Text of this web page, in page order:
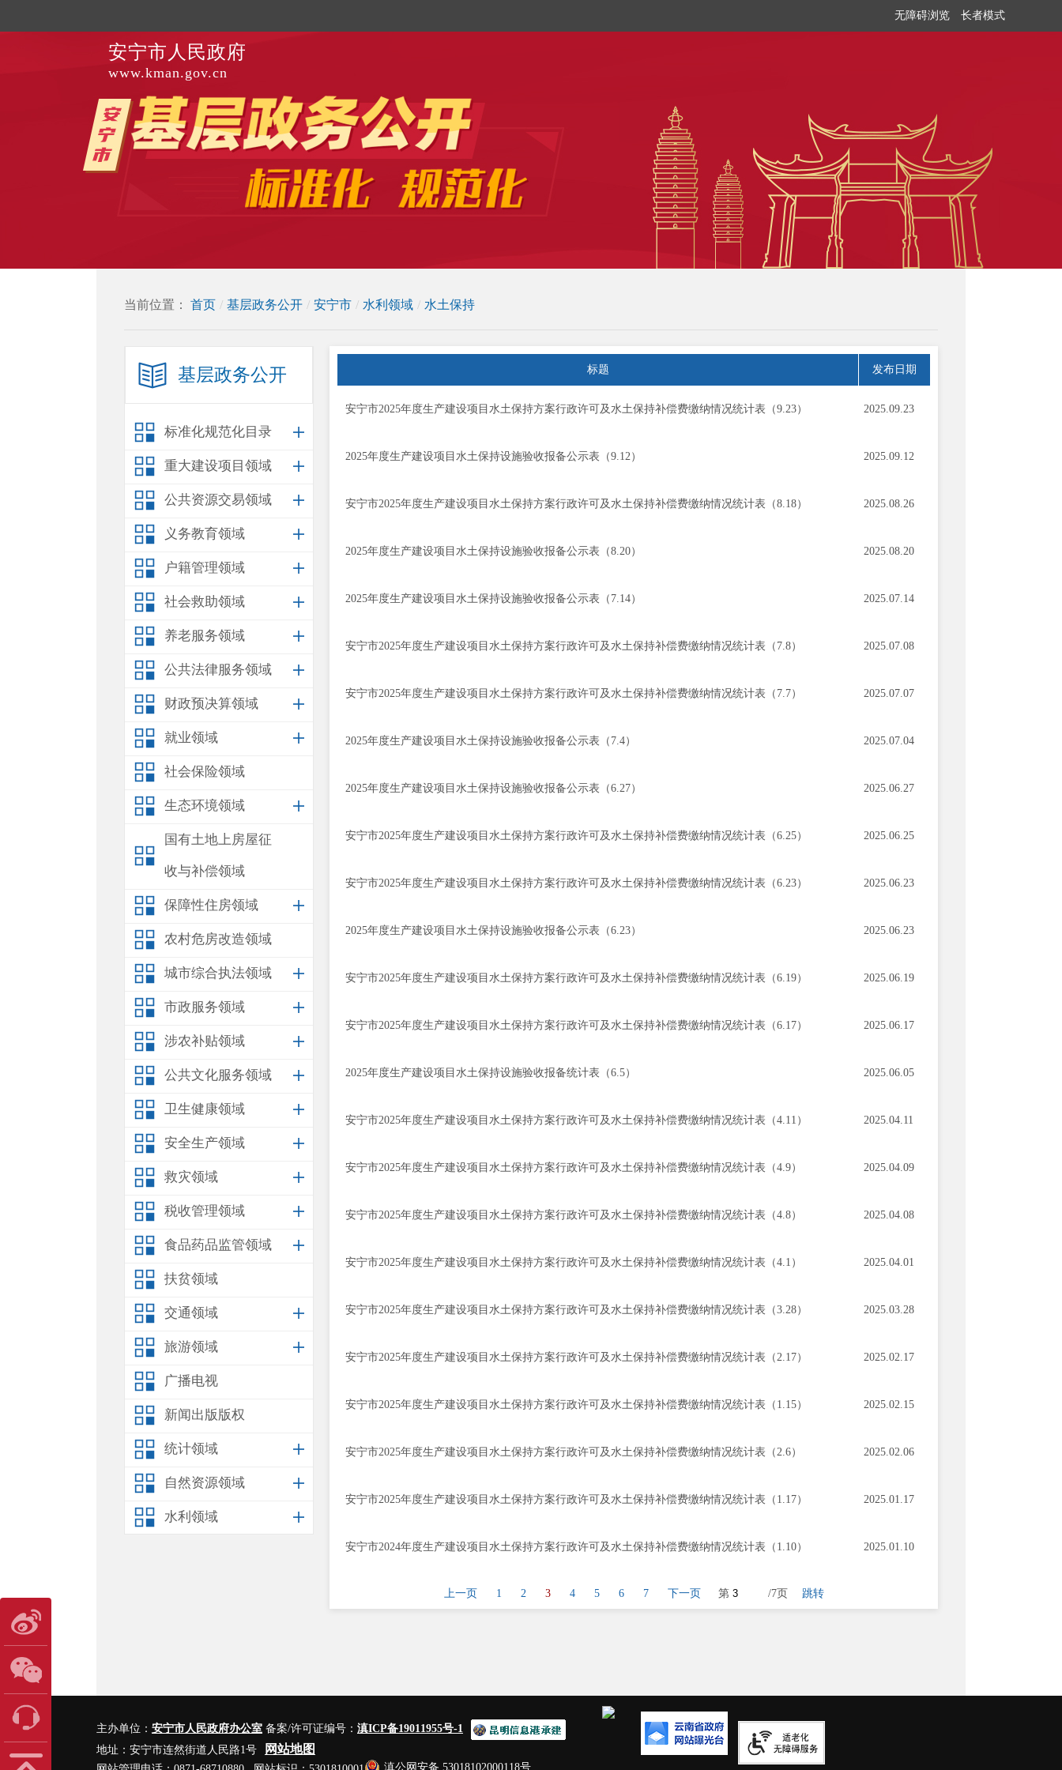
无障碍浏览 长者模式
安宁市人民政府
www.kman.gov.cn
当前位置： 首页 / 基层政务公开 / 安宁市 / 水利领域 / 水土保持
基层政务公开
标准化规范化目录
重大建设项目领域
公共资源交易领域
义务教育领域
户籍管理领域
社会救助领域
养老服务领域
公共法律服务领域
财政预决算领域
就业领域
社会保险领域
生态环境领域
国有土地上房屋征
收与补偿领域
保障性住房领域
农村危房改造领域
城市综合执法领域
市政服务领域
涉农补贴领域
公共文化服务领域
卫生健康领域
安全生产领域
救灾领域
税收管理领域
食品药品监管领域
扶贫领域
交通领域
旅游领域
广播电视
新闻出版版权
统计领域
自然资源领域
水利领域
标题 发布日期
安宁市2025年度生产建设项目水土保持方案行政许可及水土保持补偿费缴纳情况统计表（9.23） 2025.09.23
2025年度生产建设项目水土保持设施验收报备公示表（9.12） 2025.09.12
安宁市2025年度生产建设项目水土保持方案行政许可及水土保持补偿费缴纳情况统计表（8.18） 2025.08.26
2025年度生产建设项目水土保持设施验收报备公示表（8.20） 2025.08.20
2025年度生产建设项目水土保持设施验收报备公示表（7.14） 2025.07.14
安宁市2025年度生产建设项目水土保持方案行政许可及水土保持补偿费缴纳情况统计表（7.8） 2025.07.08
安宁市2025年度生产建设项目水土保持方案行政许可及水土保持补偿费缴纳情况统计表（7.7） 2025.07.07
2025年度生产建设项目水土保持设施验收报备公示表（7.4） 2025.07.04
2025年度生产建设项目水土保持设施验收报备公示表（6.27） 2025.06.27
安宁市2025年度生产建设项目水土保持方案行政许可及水土保持补偿费缴纳情况统计表（6.25） 2025.06.25
安宁市2025年度生产建设项目水土保持方案行政许可及水土保持补偿费缴纳情况统计表（6.23） 2025.06.23
2025年度生产建设项目水土保持设施验收报备公示表（6.23） 2025.06.23
安宁市2025年度生产建设项目水土保持方案行政许可及水土保持补偿费缴纳情况统计表（6.19） 2025.06.19
安宁市2025年度生产建设项目水土保持方案行政许可及水土保持补偿费缴纳情况统计表（6.17） 2025.06.17
2025年度生产建设项目水土保持设施验收报备统计表（6.5） 2025.06.05
安宁市2025年度生产建设项目水土保持方案行政许可及水土保持补偿费缴纳情况统计表（4.11） 2025.04.11
安宁市2025年度生产建设项目水土保持方案行政许可及水土保持补偿费缴纳情况统计表（4.9） 2025.04.09
安宁市2025年度生产建设项目水土保持方案行政许可及水土保持补偿费缴纳情况统计表（4.8） 2025.04.08
安宁市2025年度生产建设项目水土保持方案行政许可及水土保持补偿费缴纳情况统计表（4.1） 2025.04.01
安宁市2025年度生产建设项目水土保持方案行政许可及水土保持补偿费缴纳情况统计表（3.28） 2025.03.28
安宁市2025年度生产建设项目水土保持方案行政许可及水土保持补偿费缴纳情况统计表（2.17） 2025.02.17
安宁市2025年度生产建设项目水土保持方案行政许可及水土保持补偿费缴纳情况统计表（1.15） 2025.02.15
安宁市2025年度生产建设项目水土保持方案行政许可及水土保持补偿费缴纳情况统计表（2.6） 2025.02.06
安宁市2025年度生产建设项目水土保持方案行政许可及水土保持补偿费缴纳情况统计表（1.17） 2025.01.17
安宁市2024年度生产建设项目水土保持方案行政许可及水土保持补偿费缴纳情况统计表（1.10） 2025.01.10
上一页 1 2 3 4 5 6 7 下一页 第 /7页 跳转
主办单位： 安宁市人民政府办公室 备案/许可证编号： 滇ICP备19011955号-1
地址：安宁市连然街道人民路1号
网站地图
滇公网安备 53018102000118号